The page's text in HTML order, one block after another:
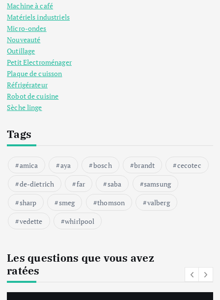
Machine à café
Matériels industriels
Micro-ondes
Nouveauté
Outillage
Petit Electroménager
Plaque de cuisson
Réfrigérateur
Robot de cuisine
Sèche linge
Tags
amica aya bosch brandt
cecotec
de-dietrich
far saba
samsung
sharp
smeg thomson
valberg
vedette
whirlpool
Les questions que vous avez
ratées